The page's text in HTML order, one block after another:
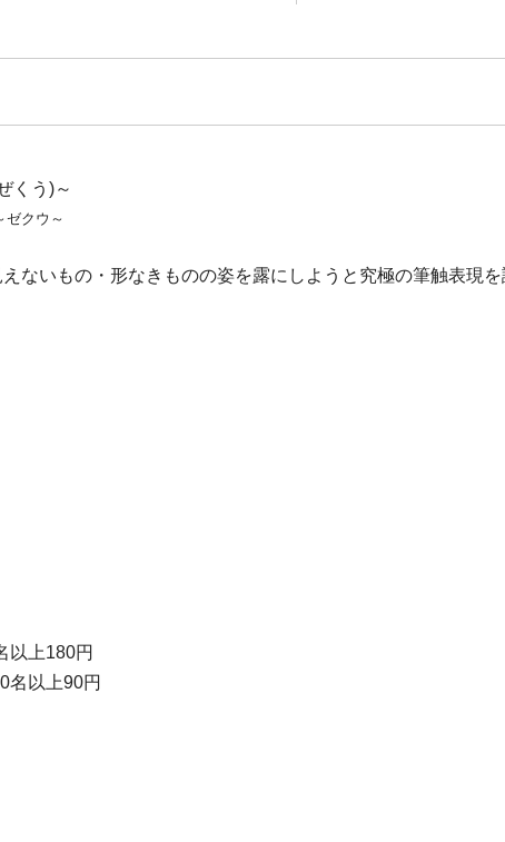
くう)～
クウ～
ないもの・形なきものの姿を露にしようと究極の筆触表現
以上180円
名以上90円